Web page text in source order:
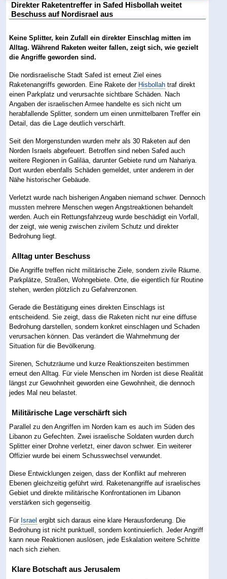
Direkter Raketentreffer in Safed Hisbollah weitet
Beschuss auf Nordisrael aus
Keine Splitter, kein Zufall ein direkter Einschlag mitten im
Alltag. Während Raketen weiter fallen, zeigt sich, wie gezielt
die Angriffe geworden sind.
Die nordisraelische Stadt Safed ist erneut Ziel eines
Raketenangriffs geworden. Eine Rakete der Hisbollah traf direkt
einen Parkplatz und verursachte sichtbare Schäden. Nach
Angaben der israelischen Armee handelte es sich nicht um
herabfallende Splitter, sondern um einen unmittelbaren Treffer ein
Detail, das die Lage deutlich verschärft.
Seit den Morgenstunden wurden mehr als 30 Raketen auf den
Norden Israels abgefeuert. Betroffen sind neben Safed auch
weitere Regionen in Galiläa, darunter Gebiete rund um Nahariya.
Dort wurden ebenfalls Schäden gemeldet, unter anderem in der
Nähe historischer Gebäude.
Verletzt wurde nach bisherigen Angaben niemand schwer. Dennoch
mussten mehrere Menschen wegen Angstreaktionen behandelt
werden. Auch ein Rettungsfahrzeug wurde beschädigt ein Vorfall,
der zeigt, wie wenig zwischen zivilem Schutz und direkter
Bedrohung liegt.
Alltag unter Beschuss
Die Angriffe treffen nicht militärische Ziele, sondern zivile Räume.
Parkplätze, Straßen, Wohngebiete. Orte, die eigentlich für Routine
stehen, werden plötzlich zu Gefahrenzonen.
Gerade die Bestätigung eines direkten Einschlags ist
entscheidend. Sie zeigt, dass die Raketen nicht nur eine diffuse
Bedrohung darstellen, sondern konkret einschlagen und Schaden
verursachen können. Das verändert die Wahrnehmung der
Situation für die Bevölkerung.
Sirenen, Schutzräume und kurze Reaktionszeiten bestimmen
erneut den Alltag. Für viele Menschen im Norden ist diese Realität
längst zur Gewohnheit geworden eine Gewohnheit, die dennoch
jedes Mal neu belastet.
Militärische Lage verschärft sich
Parallel zu den Angriffen im Norden kam es auch im Süden des
Libanon zu Gefechten. Zwei israelische Soldaten wurden durch
Splitter einer Drohne verletzt, einer davon schwer. Ein weiterer
Offizier wurde bei einem Schusswechsel verwundet.
Diese Entwicklungen zeigen, dass der Konflikt auf mehreren
Ebenen gleichzeitig geführt wird. Raketenangriffe auf israelisches
Gebiet und direkte militärische Konfrontationen im Libanon
verstärken sich gegenseitig.
Für Israel ergibt sich daraus eine klare Herausforderung. Die
Bedrohung ist nicht punktuell, sondern kontinuierlich. Jeder Angriff
kann neue Reaktionen auslösen, jede Eskalation weitere Schritte
nach sich ziehen.
Klare Botschaft aus Jerusalem